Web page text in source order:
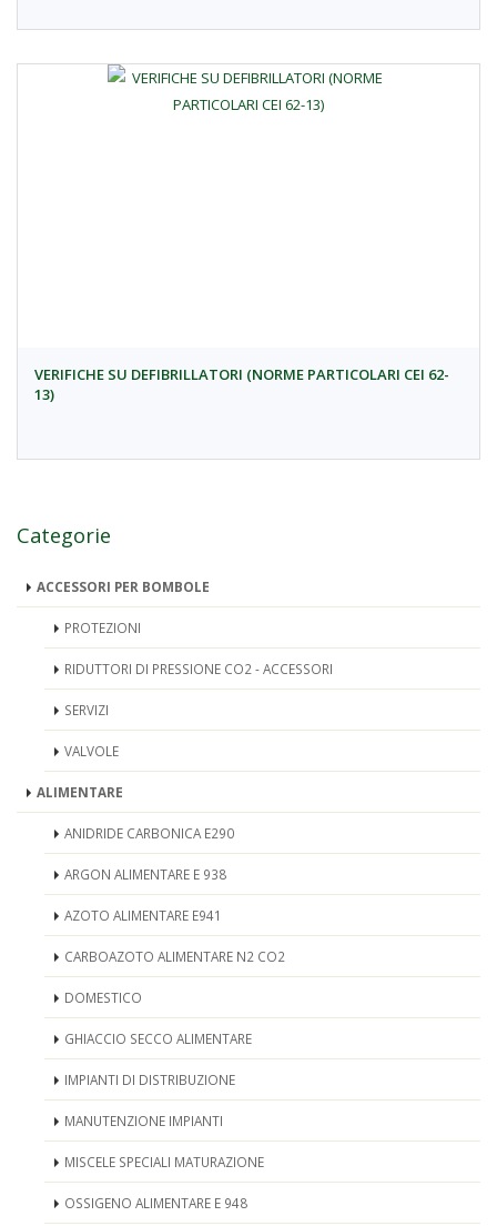
VERIFICHE SU DEFIBRILLATORI (NORME PARTICOLARI CEI 62-
13)
Categorie
ACCESSORI PER BOMBOLE
PROTEZIONI
RIDUTTORI DI PRESSIONE CO2 - ACCESSORI
SERVIZI
VALVOLE
ALIMENTARE
ANIDRIDE CARBONICA E290
ARGON ALIMENTARE E 938
AZOTO ALIMENTARE E941
CARBOAZOTO ALIMENTARE N2 CO2
DOMESTICO
GHIACCIO SECCO ALIMENTARE
IMPIANTI DI DISTRIBUZIONE
MANUTENZIONE IMPIANTI
MISCELE SPECIALI MATURAZIONE
OSSIGENO ALIMENTARE E 948